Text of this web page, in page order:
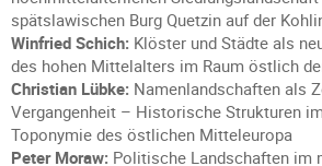
spätslawischen Burg Quetzin auf der
Winfried Schich: Klöster und Städte als
des hohen Mittelalters im Raum östlich
Christian Lübke: Namenlandschaften als
Vergangenheit – Historische Strukturen
Toponymie des östlichen Mitteleuropa
Peter Moraw: Politische Landschaften im